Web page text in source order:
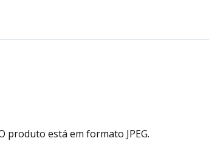
produto está em formato JPEG.